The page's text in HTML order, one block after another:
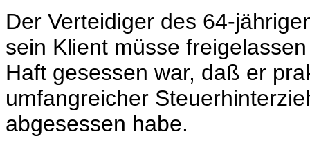
Der Verteidiger des 64-
sein Klient müsse
Haft gesessen war, daß er
umfangreicher
abgesessen habe.